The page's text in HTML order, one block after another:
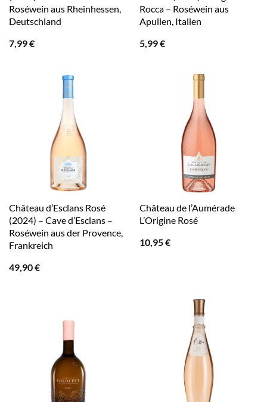
Roséwein aus Rheinhessen,
Deutschland
7,99€
Rocca – Roséwein aus
Apulien, Italien
5,99€
Château d’Esclans Rosé
(2024) – Cave d’Esclans –
Roséwein aus der Provence,
Frankreich
49,90€
Château de l’Aumérade
L’Origine Rosé
10,95€